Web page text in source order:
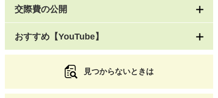
交際費の公開
おすすめ【YouTube】
見つからないときは